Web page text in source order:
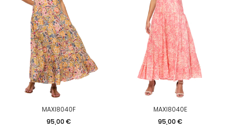
MAXI8040F
Prix
95,00 €
MAXI8040E
Prix
95,00 €